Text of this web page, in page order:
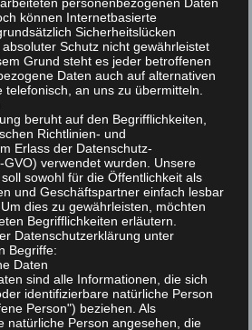
können Internetbasierte
Sicherheitslücken
Schutz nicht gewährleistet
Grund steht es jeder betroffenen
Daten auch auf alternativen
telefonisch, an uns zu übermitteln.
beruht auf den Begrifflichkeiten,
Richtlinien- und
Erlass der Datenschutz-
verwendet wurden. Unsere
sowohl für die Öffentlichkeit als
und Geschäftspartner einfach lesbar
dies zu gewährleisten, möchten
Begrifflichkeiten erläutern.
Datenschutzerklärung unter
Begriffe:
Daten
sind alle Informationen, die sich
identifizierbare natürliche Person
Person") beziehen. Als
natürliche Person angesehen, die